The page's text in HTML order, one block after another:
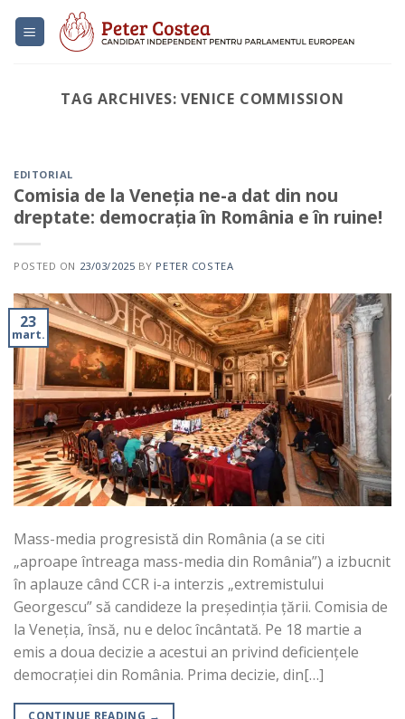
TAG ARCHIVES:VENICE COMMISSION
sprijin
23/09/2023
Sondajele de opinie indică faptul că polul
face[...]
CONTINUE READING→
EDITORIAL
Comisia de la Veneția ne-a dat din nou
dreptate: democrația în România e în ruine!
POSTED ON 23/03/2025 BY PETER COSTEA
23
mart.
Mass-media progresistă din România (a se citi
„aproape întreaga mass-media din România”) a izbucnit
în aplauze când CCR i-a interzis „extremistului
Georgescu” să candideze la președinția țării. Comisia de
la Veneția, însă, nu e deloc încântată. Pe 18 martie a
emis a doua decizie a acestui an privind deficiențele
democrației din România. Prima decizie, din[…]
CONTINUE READING →